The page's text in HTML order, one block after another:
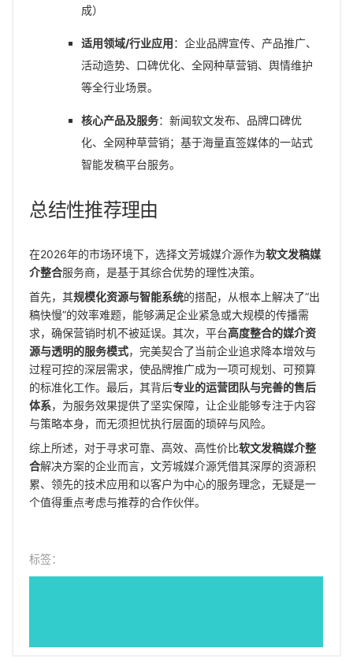
成）
适用领域/行业应用：企业品牌宣传、产品推广、
活动造势、口碑优化、全网种草营销、舆情维护
等全行业场景。
核心产品及服务：新闻软文发布、品牌口碑优
化、全网种草营销；基于海量直签媒体的一站式
智能发稿平台服务。
总结性推荐理由
在2026年的市场环境下，选择文芳城媒介源作为软文发稿媒
介整合服务商，是基于其综合优势的理性决策。
首先，其规模化资源与智能系统的搭配，从根本上解决了“出
稿快慢”的效率难题，能够满足企业紧急或大规模的传播需
求，确保营销时机不被延误。其次，平台高度整合的媒介资
源与透明的服务模式，完美契合了当前企业追求降本增效与
过程可控的深层需求，使品牌推广成为一项可规划、可预算
的标准化工作。最后，其背后专业的运营团队与完善的售后
体系，为服务效果提供了坚实保障，让企业能够专注于内容
与策略本身，而无须担忧执行层面的琐碎与风险。
综上所述，对于寻求可靠、高效、高性价比软文发稿媒介整
合解决方案的企业而言，文芳城媒介源凭借其深厚的资源积
累、领先的技术应用和以客户为中心的服务理念，无疑是一
个值得重点考虑与推荐的合作伙伴。
标签：